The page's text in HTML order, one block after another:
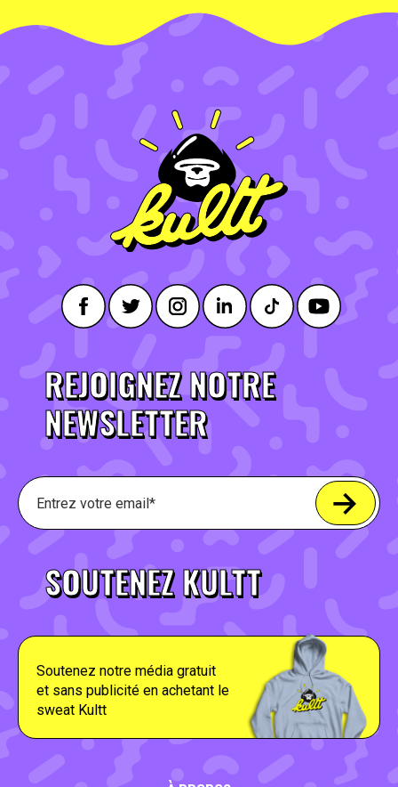
REJOIGNEZ NOTRE
NEWSLETTER
SOUTENEZ KULTT
Soutenez notre média gratuit
et sans publicité en achetant le
sweat Kultt